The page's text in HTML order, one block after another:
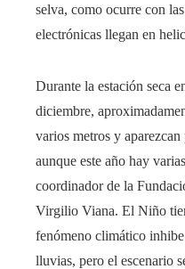
selva, como ocurre con
electrónicas llegan en
Durante la estación seca
diciembre,
varios metros y
aunque este año hay
coordinador de la
Virgilio Viana. El Niño
fenómeno climático
lluvias, pero el escenario